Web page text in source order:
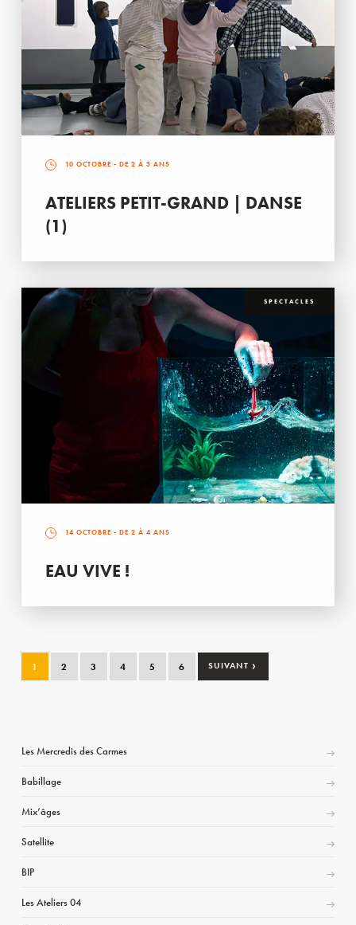
10 OCTOBRE - DE 2 À 3 ANS
ATELIERS PETIT-GRAND | DANSE
(1)
SPECTACLES
14 OCTOBRE - DE 2 À 4 ANS
EAU VIVE !
1 2 3 4 5 6 SUIVANT ›
Les Mercredis des Carmes
Babillage
Mix’âges
Satellite
BIP
Les Ateliers 04